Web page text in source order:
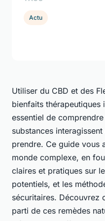
Utiliser du CBD et des
bienfaits thérapeutiques
essentiel de
substances
prendre. Ce guide vous
monde complexe, en
claires et pratiques sur
potentiels, et les
sécuritaires. Découvrez
parti de ces remèdes
Actu